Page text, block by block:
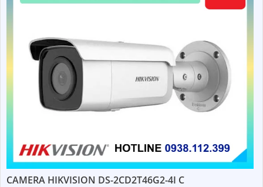
CAMERA HIKVISION DS-2CD2T46G2-4I C